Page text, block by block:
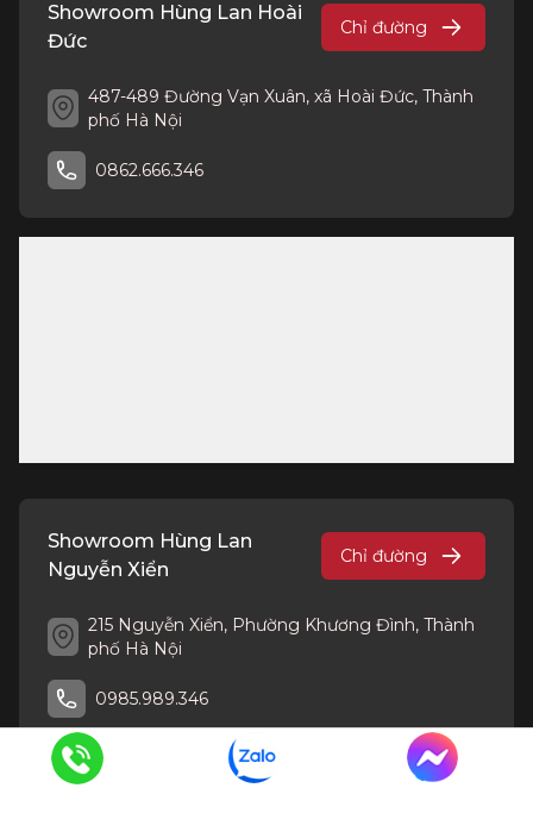
Showroom Hùng Lan Hoài
Đức
Chỉ đường
487-489 Đường Vạn Xuân, xã Hoài Đức, Thành
phố Hà Nội
0862.666.346
Showroom Hùng Lan
Nguyễn Xiển
Chỉ đường
215 Nguyễn Xiển, Phường Khương Đình, Thành
phố Hà Nội
0985.989.346